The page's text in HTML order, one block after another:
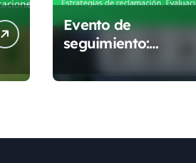
Evento de
seguimiento:
recompensa,
Evaluación de